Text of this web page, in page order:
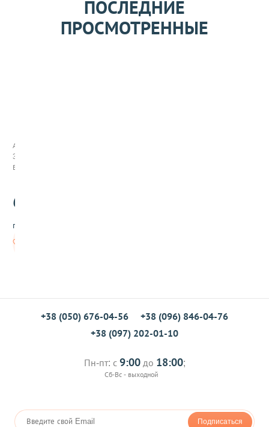
ПОСЛЕДНИЕ
ПРОСМОТРЕННЫЕ
б
о
ч
д
л
в
ы
Арт:
361015
В наличии
60
грн/шт
+38 (050) 676-04-56
+38 (096) 846-04-76
+38 (097) 202-01-10
Пн-пт: с 9:00до 18:00;
Сб-Вс - выходной
Подписаться